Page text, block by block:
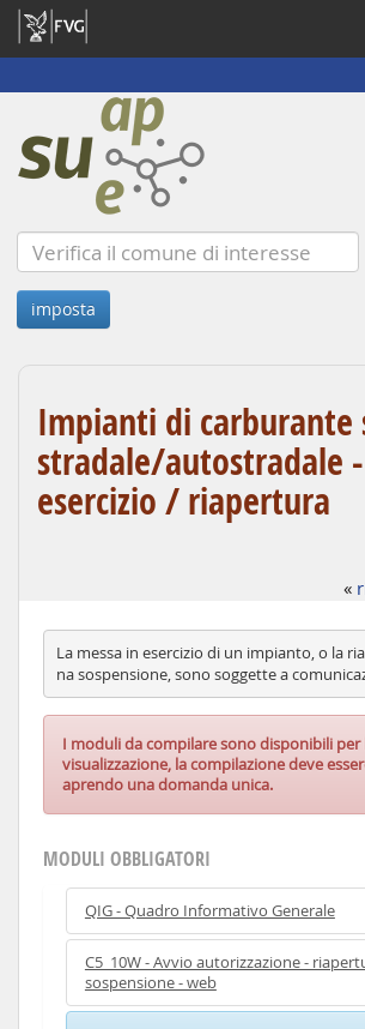
Impianti di carburante
stradale/autostradale
esercizio / riapertura
«
La messa in esercizio di un impianto, o la
na sospensione, sono soggette a
I moduli da compilare sono disponibili per
visualizzazione, la compilazione deve
aprendo una domanda unica.
MODULI OBBLIGATORI
QIG - Quadro Informativo Generale
C5_10W - Avvio autorizzazione -
sospensione - web